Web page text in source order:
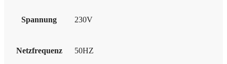
Spannung 230V
Netzfrequenz 50HZ